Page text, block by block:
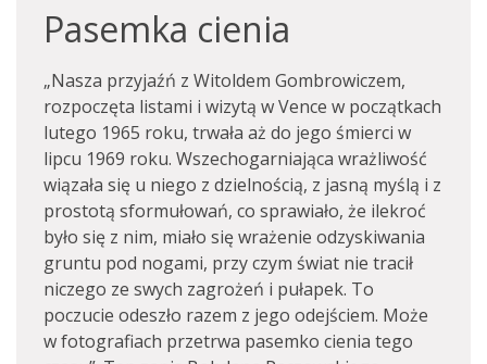
Pasemka cienia
„Nasza przyjaźń z Witoldem Gombrowiczem,
rozpoczęta listami i wizytą w Vence w początkach
lutego 1965 roku, trwała aż do jego śmierci w
lipcu 1969 roku. Wszechogarniająca wrażliwość
wiązała się u niego z dzielnością, z jasną myślą i z
prostotą sformułowań, co sprawiało, że ilekroć
było się z nim, miało się wrażenie odzyskiwania
gruntu pod nogami, przy czym świat nie tracił
niczego ze swych zagrożeń i pułapek. To
poczucie odeszło razem z jego odejściem. Może
w fotografiach przetrwa pasemko cienia tego